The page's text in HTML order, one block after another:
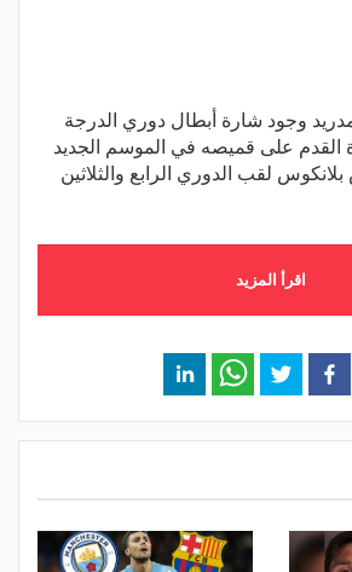
وجود شارة أبطال دوري الدرجة
القدم على قميصه في الموسم الجديد
بلانكوس لقب الدوري الرابع والثلاثين
اقرأ المزيد